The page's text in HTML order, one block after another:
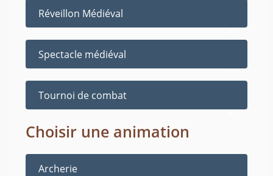
Réveillon Médiéval
Spectacle médiéval
Tournoi de combat
Choisir une animation
Archerie